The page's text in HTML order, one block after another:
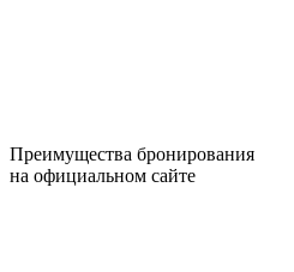
Преимущества бронирования
на официальном сайте